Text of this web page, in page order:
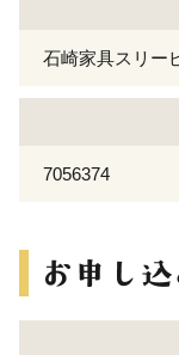
石崎家具スリー
7056374